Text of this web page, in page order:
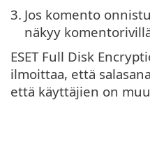
3. Jos komento
näkyy
ESET Full Disk
ilmoittaa, että
että käyttäjien on